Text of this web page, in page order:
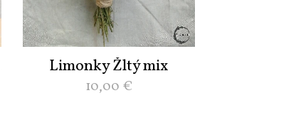
Limonky Žltý mix
10,00 €